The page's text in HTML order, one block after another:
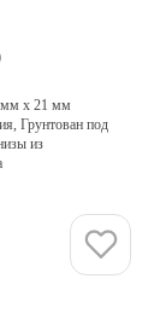
х 21 мм
Грунтован под
из